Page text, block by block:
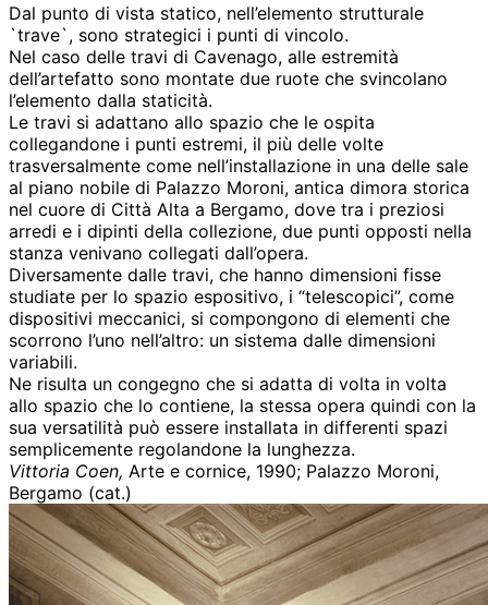
Dal punto di vista statico, nell’elemento strutturale
`trave`, sono strategici i punti di vincolo.
Nel caso delle travi di Cavenago, alle estremità
dell’artefatto sono montate due ruote che svincolano
l’elemento dalla staticità.
Le travi si adattano allo spazio che le ospita
collegandone i punti estremi, il più delle volte
trasversalmente come nell’installazione in una delle sale
al piano nobile di Palazzo Moroni, antica dimora storica
nel cuore di Città Alta a Bergamo, dove tra i preziosi
arredi e i dipinti della collezione, due punti opposti nella
stanza venivano collegati dall’opera.
Diversamente dalle travi, che hanno dimensioni fisse
studiate per lo spazio espositivo, i “telescopici”, come
dispositivi meccanici, si compongono di elementi che
scorrono l’uno nell’altro: un sistema dalle dimensioni
variabili.
Ne risulta un congegno che si adatta di volta in volta
allo spazio che lo contiene, la stessa opera quindi con la
sua versatilità può essere installata in differenti spazi
semplicemente regolandone la lunghezza.
Vittoria Coen, Arte e cornice, 1990; Palazzo Moroni,
Bergamo (cat.)